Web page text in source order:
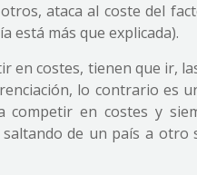
ataca al coste del
está más que explicada).
en costes, tienen que ir,
lo contrario es
competir en costes y
de un país a